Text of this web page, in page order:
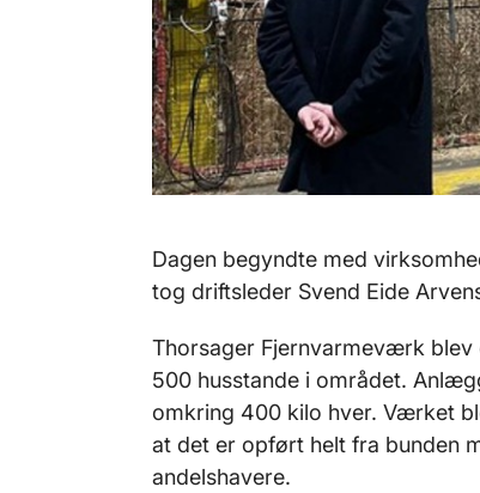
Dagen begyndte med
tog driftsleder Svend Eide
Thorsager Fjernvarmeværk blev
500 husstande i området.
omkring 400 kilo hver. Værket
at det er opført helt fra bunden
andelshavere.